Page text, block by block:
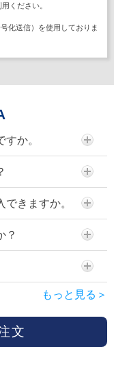
ください。
化送信）を使用しておりま
か。
きますか。
？
もっと見る＞
文